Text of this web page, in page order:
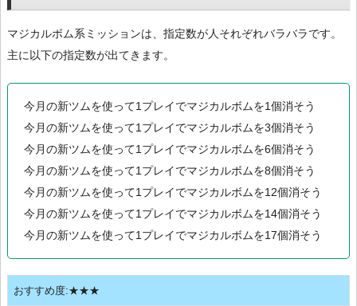
マジカルボム系ミッションは、指定数が人それぞれバラバラです。
主に以下の指定数が出てきます。
今月の新ツムを使って1プレイでマジカルボムを1個消そう
今月の新ツムを使って1プレイでマジカルボムを3個消そう
今月の新ツムを使って1プレイでマジカルボムを6個消そう
今月の新ツムを使って1プレイでマジカルボムを8個消そう
今月の新ツムを使って1プレイでマジカルボムを12個消そう
今月の新ツムを使って1プレイでマジカルボムを14個消そう
今月の新ツムを使って1プレイでマジカルボムを17個消そう
おすすめ度:★★★